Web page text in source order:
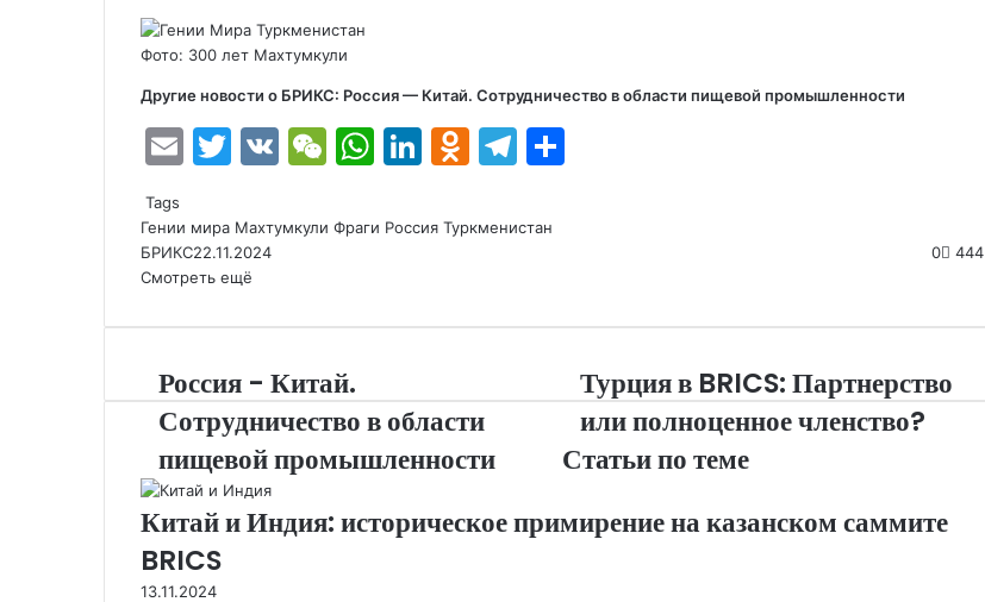
Фото: 300 лет Махтумкули
Другие новости о БРИКС: Россия — Китай. Сотрудничество в области пищевой промышленности
E
ai
l
T
itt
er
V
W
C
W
at
p
Li
k
n
O
n
a
s
ni
T
e
m в
и
т
ь
Tags
Гении мира Махтумкули Фраги Россия Туркменистан
БРИКС22.11.2024 0
444
Смотреть ещё
Россия - Китай.
Сотрудничество в области
пищевой промышленности
Турция в BRICS: Партнерство
или полноценное членство?
Статьи по теме
Китай и Индия: историческое примирение на казанском саммите
BRICS
13.11.2024